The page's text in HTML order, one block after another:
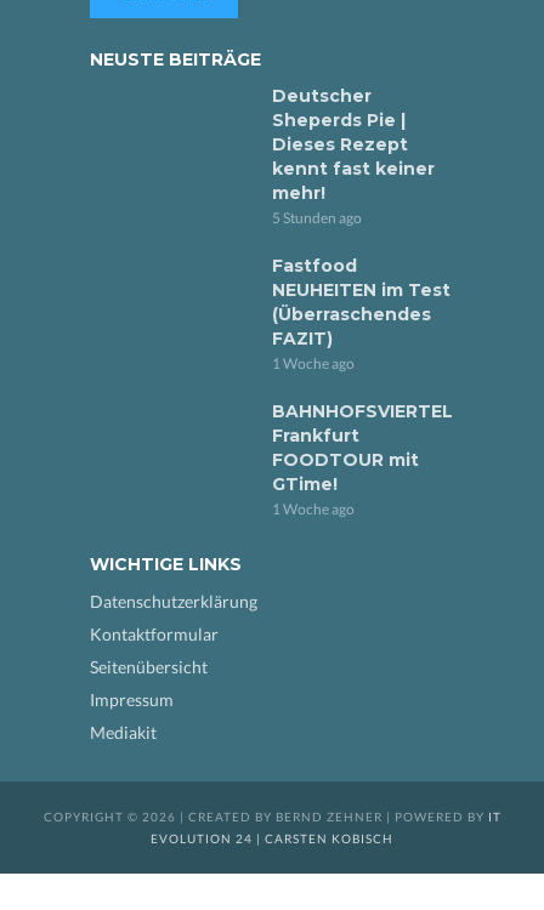
NEUSTE BEITRÄGE
Deutscher
Sheperds Pie |
Dieses Rezept
kennt fast keiner
mehr!
5 Stunden ago
Fastfood
NEUHEITEN im Test
(Überraschendes
FAZIT)
1 Woche ago
BAHNHOFSVIERTEL
Frankfurt
FOODTOUR mit
GTime!
1 Woche ago
WICHTIGE LINKS
Datenschutzerklärung
Kontaktformular
Seitenübersicht
Impressum
Mediakit
COPYRIGHT © 2026 | CREATED BY BERND ZEHNER | POWERED BY IT
EVOLUTION 24 | CARSTEN KOBISCH